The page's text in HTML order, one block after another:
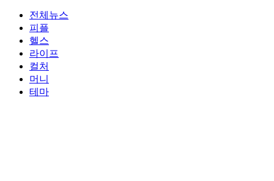
전체뉴스
피플
헬스
라이프
컬처
머니
테마